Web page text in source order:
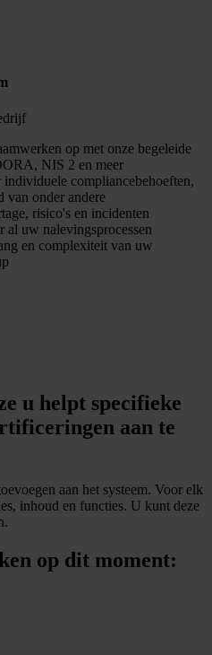
op met onze begeleide
NIS 2 en meer
compliancebehoeften,
van onder andere
risico's en incidenten
al uw nalevingsprocessen
en complexiteit van uw
u helpt specifieke
aan te
aan het systeem. Voor elk
inhoud en functies. U kunt deze
op dit moment: